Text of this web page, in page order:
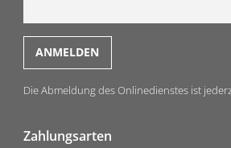
Die Abmeldung des Onlinedienstes ist
Zahlungsarten